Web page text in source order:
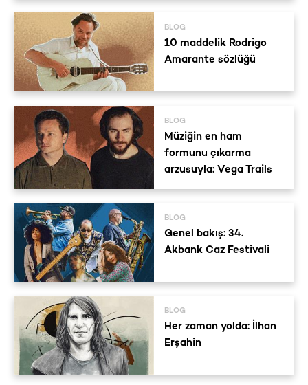
BLOG
10 maddelik Rodrigo
Amarante sözlüğü
BLOG
Müziğin en ham
formunu çıkarma
arzusuyla: Vega Trails
BLOG
Genel bakış: 34.
Akbank Caz Festivali
BLOG
Her zaman yolda: İlhan
Erşahin